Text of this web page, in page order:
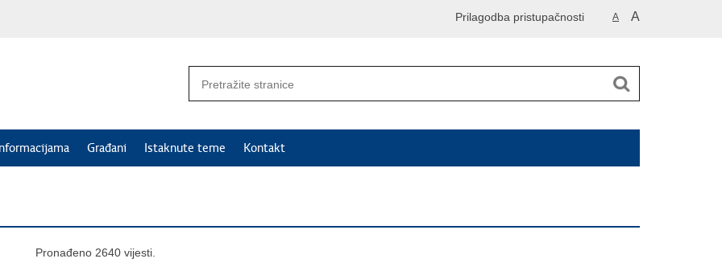
A A
Prilagodba pristupačnosti
Građani Istaknute teme Kontakt
Pronađeno 2640 vijesti.